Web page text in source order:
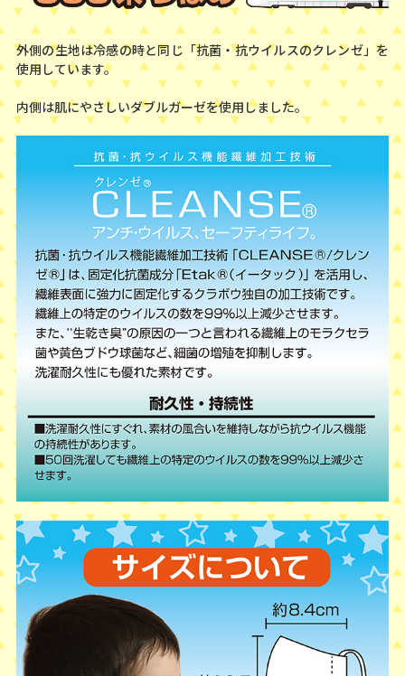
外側の生地は冷感の時と同じ「抗菌・抗ウイルスのクレンゼ」を
使用しています。
内側は肌にやさしいダブルガーゼを使用しました。